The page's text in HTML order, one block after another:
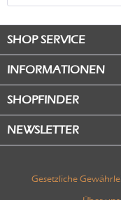
SHOP SERVICE
INFORMATIONEN
SHOPFINDER
NEWSLETTER
Gesetzliche